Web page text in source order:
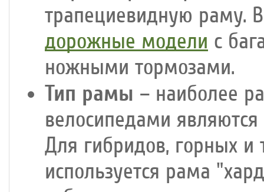
трапециевидную раму.
дорожные модели с
ножными тормозами.
Тип рамы – наиболее
велосипедами
Для гибридов, горных и
используется рама